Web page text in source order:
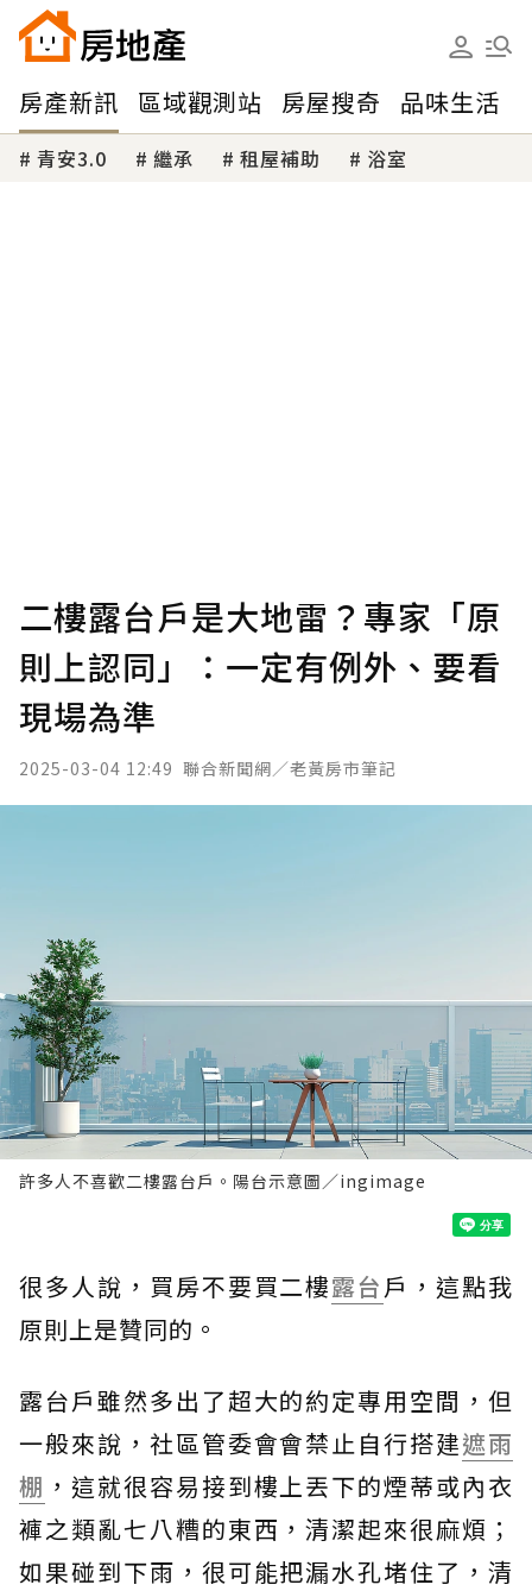
房產新訊 區域觀測站 房屋搜奇 品味生活
青安3.0 繼承 租屋補助 浴室
二樓露台戶是大地雷？專家「原
則上認同」：一定有例外、要看
現場為準
2025-03-04 12:49 聯合新聞網／老黃房市筆記
許多人不喜歡二樓露台戶。陽台示意圖／ingimage
很多人說，買房不要買二樓露台戶，這點我
原則上是贊同的。
露台戶雖然多出了超大的約定專用空間，但
一般來說，社區管委會會禁止自行搭建遮雨
棚 ，這就很容易接到樓上丟下的煙蒂或內衣
褲之類亂七八糟的東西，清潔起來很麻煩；
如果碰到下雨，很可能把漏水孔堵住了，清